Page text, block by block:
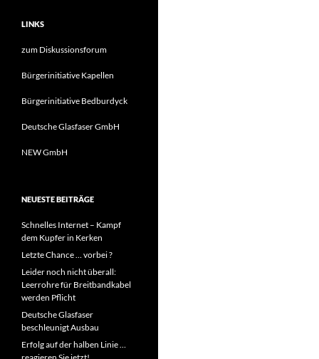
LINKS
zum Diskussionsforum
Bürgerinitiative Kapellen
Bürgerinitiative Bedburdyck
Deutsche Glasfaser GmbH
NEW GmbH
NEUESTE BEITRÄGE
Schnelles Internet – Kampf
dem Kupfer in Kerken
Letzte Chance … vorbei ?
Leider noch nicht überall:
Leerrohre für Breitbandkabel
werden Pflicht
Deutsche Glasfaser
beschleunigt Ausbau
Erfolg auf der halben Linie …